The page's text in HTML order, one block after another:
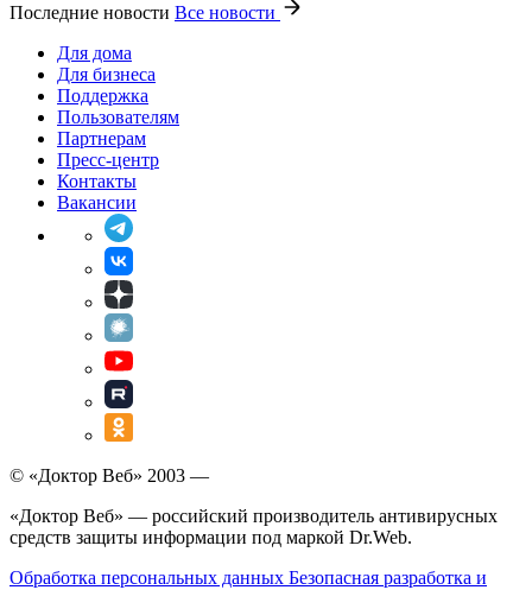
Последние новости Все новости
Для дома
Для бизнеса
Поддержка
Пользователям
Партнерам
Пресс-центр
Контакты
Вакансии
© «Доктор Веб» 2003 —
«Доктор Веб» — российский производитель антивирусных
средств защиты информации под маркой Dr.Web.
Обработка персональных данных Безопасная разработка и